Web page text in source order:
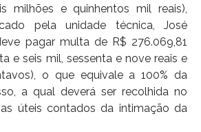
milhões e quinhentos mil reais),
pela unidade técnica, José
pagar multa de R$ 276.069,81
e seis mil, sessenta e nove reais e
o que equivale a 100% da
a qual deverá ser recolhida no
úteis contados da intimação da